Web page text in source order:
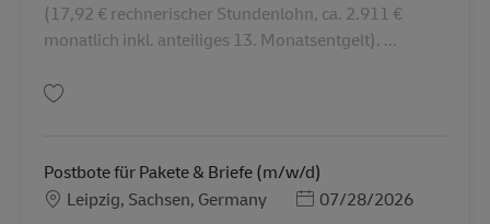
(17,92 € rechnerischer Stundenlohn, ca. 2.911 €
monatlich inkl. anteiliges 13. Monatsentgelt). ...
Postbote für Pakete & Briefe (m/w/d)
LokasiLeipzig, Sachsen, Germany Posted Date
07/28/2026